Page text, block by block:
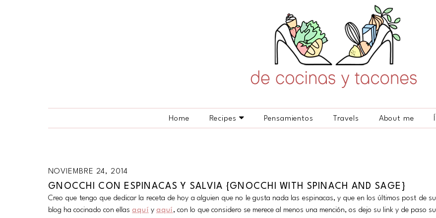
Home Recipes Pensamientos Travels About me
NOVIEMBRE 24, 2014
GNOCCHI CON ESPINACAS Y SALVIA {GNOCCHI WITH SPINACH AND SAGE}
Creo que tengo que dedicar la receta de hoy a alguien que no le gusta nada las espinacas, y que en los últimos post de su
blog ha cocinado con ellasaquí y aquí, con lo que considero se merece al menos una mención, os dejo su link y de paso su